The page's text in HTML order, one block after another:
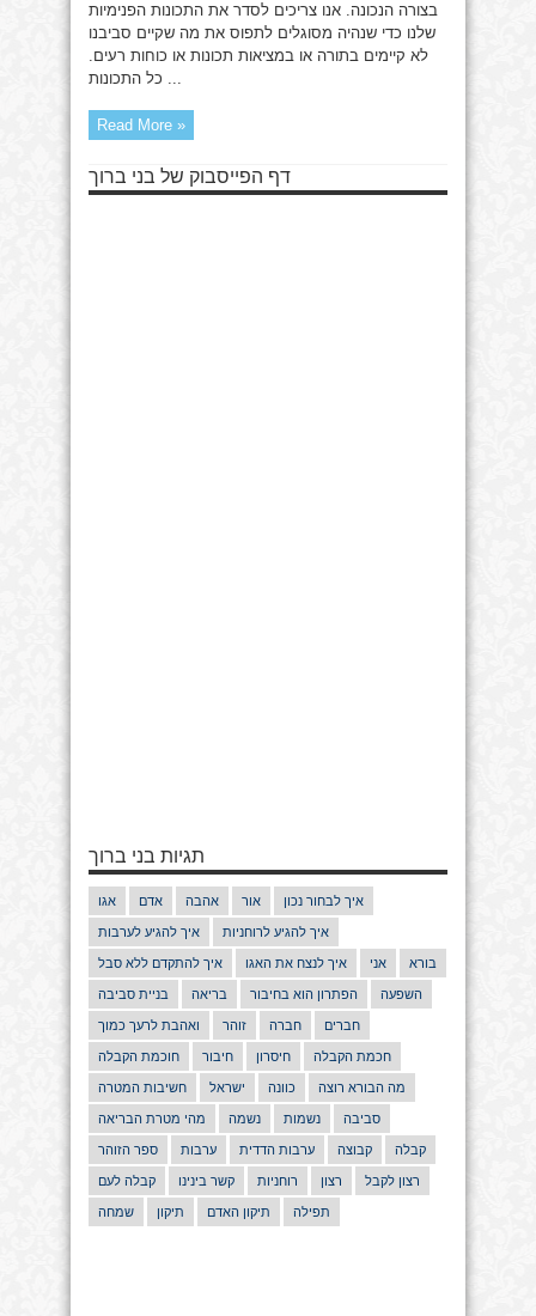
בצורה הנכונה. אנו צריכים לסדר את התכונות הפנימיות
שלנו כדי שנהיה מסוגלים לתפוס את מה שקיים סביבנו
לא קיימים בתורה או במציאות תכונות או כוחות רעים.
כל התכונות ...
Read More »
דף הפייסבוק של בני ברוך
תגיות בני ברוך
אגו אדם אהבה אור איך לבחור נכון
איך להגיע לערבות איך להגיע לרוחניות
איך להתקדם ללא סבל איך לנצח את האגו אני בורא
בניית סביבה בריאה הפתרון הוא בחיבור השפעה
ואהבת לרעך כמוך זוהר חברה חברים
חוכמת הקבלה חיבור חיסרון חכמת הקבלה
חשיבות המטרה ישראל כוונה מה הבורא רוצה
מהי מטרת הבריאה נשמה נשמות סביבה
ספר הזוהר ערבות ערבות הדדית קבוצה קבלה
קבלה לעם קשר בינינו רוחניות רצון רצון לקבל
שמחה תיקון תיקון האדם תפילה